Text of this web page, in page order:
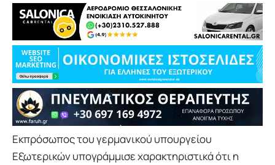
Εκπρόσωπος του γερμανικού υπουργείου
Εξωτερικών υπογράμμισε χαρακτηριστικά ότι η